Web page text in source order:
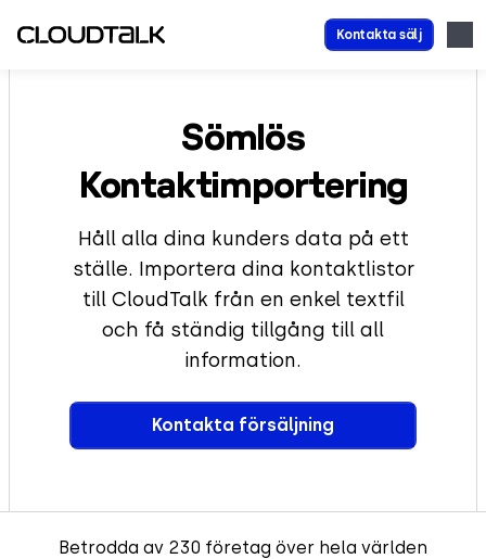
Kontakta sälj
Sömlös
Kontaktimportering
Håll alla dina kunders data på ett
ställe. Importera dina kontaktlistor
till CloudTalk från en enkel textfil
och få ständig tillgång till all
information.
Kontakta försäljning
Betrodda av 230 företag över hela världen